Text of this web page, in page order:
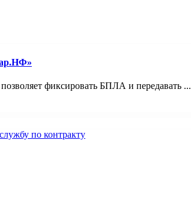
фиксировать БПЛА и передавать ...